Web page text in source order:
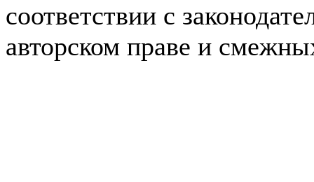
соответствии с
авторском праве и